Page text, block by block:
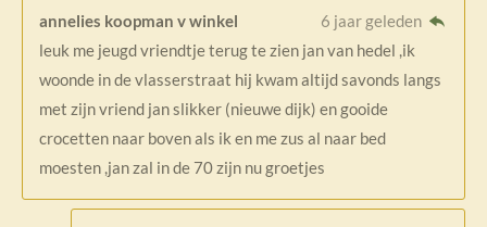
annelies koopman v winkel
6 jaar geleden
leuk me jeugd vriendtje terug te zien jan van hedel ,ik
woonde in de vlasserstraat hij kwam altijd savonds langs
met zijn vriend jan slikker (nieuwe dijk) en gooide
crocetten naar boven als ik en me zus al naar bed
moesten ,jan zal in de 70 zijn nu groetjes